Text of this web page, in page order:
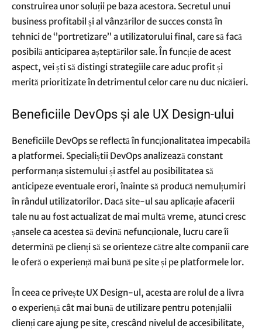
construirea unor soluții pe baza acestora. Secretul unui
business profitabil și al vânzărilor de succes constă în
tehnici de ‘’portretizare’’ a utilizatorului final, care să facă
posibilă anticiparea așteptărilor sale. În funcție de acest
aspect, vei ști să distingi strategiile care aduc profit și
merită prioritizate în detrimentul celor care nu duc nicăieri.
Beneficiile DevOps și ale UX Design-ului
Beneficiile DevOps se reflectă în funcționalitatea impecabilă
a platformei. Specialiștii DevOps analizează constant
performanța sistemului și astfel au posibilitatea să
anticipeze eventuale erori, înainte să producă nemulțumiri
în rândul utilizatorilor. Dacă site-ul sau aplicație afacerii
tale nu au fost actualizat de mai multă vreme, atunci cresc
șansele ca acestea să devină nefuncționale, lucru care îi
determină pe clienți să se orienteze către alte companii care
le oferă o experiență mai bună pe site și pe platformele lor.
În ceea ce privește UX Design-ul, acesta are rolul de a livra
o experiență cât mai bună de utilizare pentru potențialii
clienți care ajung pe site, crescând nivelul de accesibilitate,